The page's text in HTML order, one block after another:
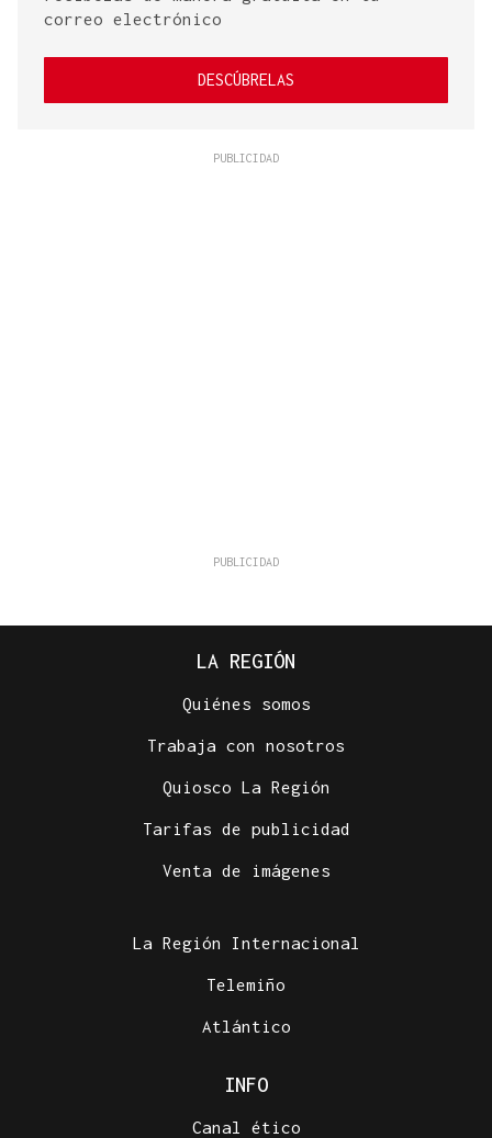
correo electrónico
DESCÚBRELAS
LA REGIÓN
Quiénes somos
Trabaja con nosotros
Quiosco La Región
Tarifas de publicidad
Venta de imágenes
La Región Internacional
Telemiño
Atlántico
INFO
Canal ético